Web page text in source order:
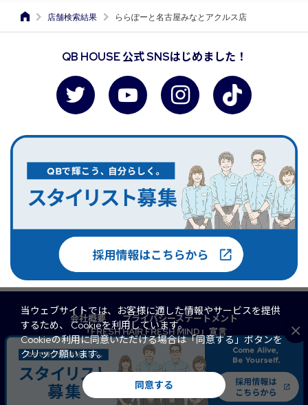
店舗検索結果 ららぽーと名古屋みなとアクルス店
QB HOUSE 公式 SNSはじめました！
会社概要
プライバシーステートメント
「FRESH HAIR,FRESH MIND」宣言
マルチステークホルダー方針
QB PREMIUM
FaSS
訪問理美容 サイトマップ
© 2026 QB Net Co., Ltd. All Rights Reserved.
当ウェブサイトでは、お客様に適した情報やサービスを提供
するため、 Cookieを利用しています。
Cookieの利用に同意いただける場合は「同意する」ボタンを
クリック願います。
同意する